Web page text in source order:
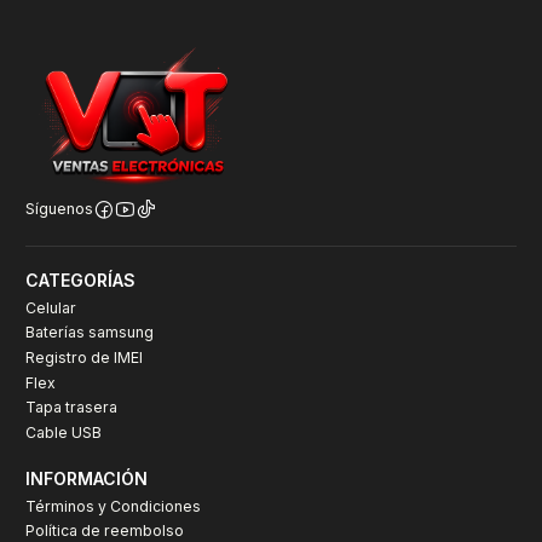
Síguenos
CATEGORÍAS
Celular
Baterías samsung
Registro de IMEI
Flex
Tapa trasera
Cable USB
INFORMACIÓN
Términos y Condiciones
Política de reembolso